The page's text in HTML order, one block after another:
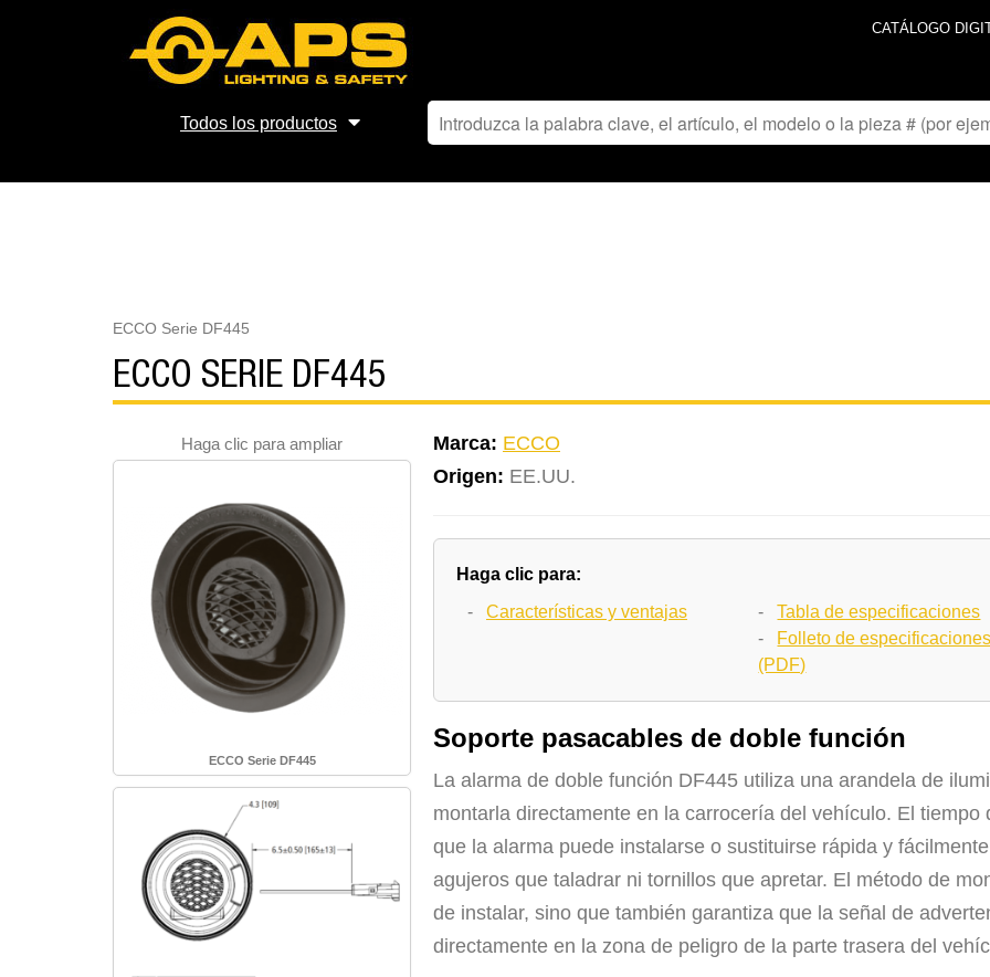
CATÁLOGO
Todos los productos
ECCO Serie DF445
ECCO SERIE DF445
Haga clic para ampliar
ECCO Serie DF445
Marca: ECCO
Origen: EE.UU.
Haga clic para:
- Características y ventajas -Tabla de especificaciones
- Folleto de especificaciones
(PDF)
Soporte pasacables de doble función
La alarma de doble función DF445 utiliza una arandela de
montarla directamente en la carrocería del vehículo. El
que la alarma puede instalarse o sustituirse rápida y
agujeros que taladrar ni tornillos que apretar. El método de
de instalar, sino que también garantiza que la señal de
directamente en la zona de peligro de la parte trasera del